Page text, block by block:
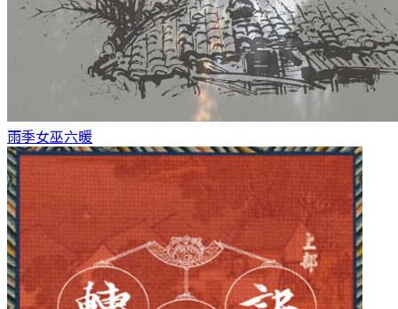
雨季女巫六暖